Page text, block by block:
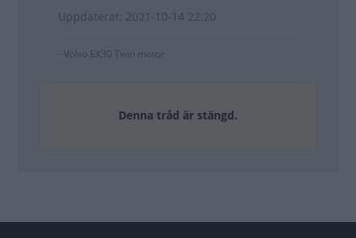
Uppdaterat: 2021-10-14 22:20
- Volvo EX30 Twin motor
Denna tråd är stängd.